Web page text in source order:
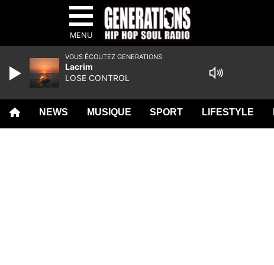
MENU
NEWS MUSIQUE SPORT LIFESTYLE
VOUS ÉCOUTEZ GENERATIONS
Lacrim
LOSE CONTROL